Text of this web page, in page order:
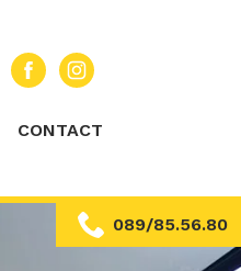
CONTACT
089/85.56.80